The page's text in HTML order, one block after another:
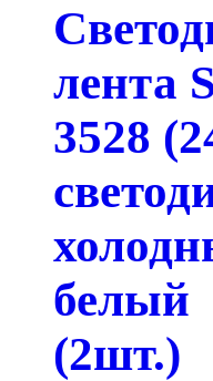
лента
3528
белый
(2шт.)